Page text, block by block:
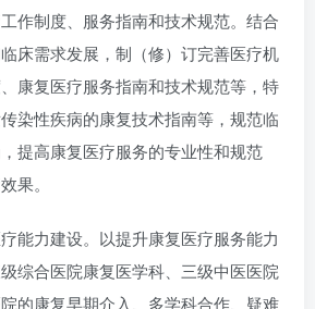
工作制度、服务指南和技术规范。结合
床需求发展，制（修）订完善医疗机
康复医疗服务指南和技术规范等，特
染性疾病的康复技术指南等，规范临
提高康复医疗服务的专业性和规范
果。
能力建设。以提升康复医疗服务能力
综合医院康复医学科、三级中医医院
的康复早期介入、多学科合作、疑难